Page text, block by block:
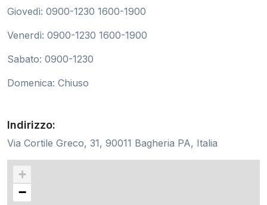
Giovedì: 0900-1230 1600-1900
Venerdì: 0900-1230 1600-1900
Sabato: 0900-1230
Domenica: Chiuso
Indirizzo:
Via Cortile Greco, 31, 90011 Bagheria PA, Italia
+
−